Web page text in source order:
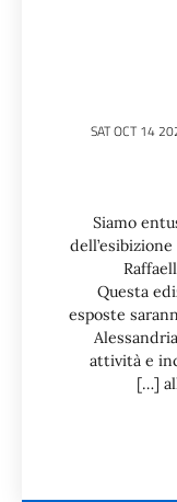
Siamo
Questa
esposte
attività e